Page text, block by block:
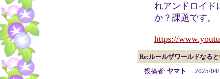
れアンドロイド
か？課題です。
https://
Re:ルールザワールドなる
投稿者: ヤマト ..2025/04/